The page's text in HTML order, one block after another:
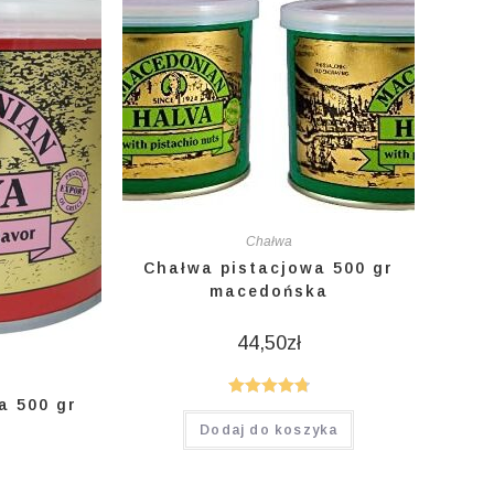
500 gr
Chałwa
Chałwa pistacjowa 500 gr
macedońska
44,50zł
Oceniono
4.80na 5
Dodaj do koszyka